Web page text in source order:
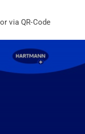
or via QR-Code